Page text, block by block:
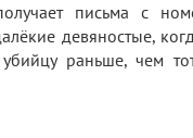
письма с
девяностые,
раньше, чем